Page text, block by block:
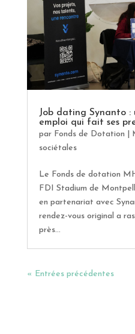
Job dating Synanto
emploi qui fait ses
par Fonds de Dotation
sociétales
Le Fonds de dotation
FDI Stadium de
en partenariat avec
rendez-vous original a
près...
« Entrées précédentes